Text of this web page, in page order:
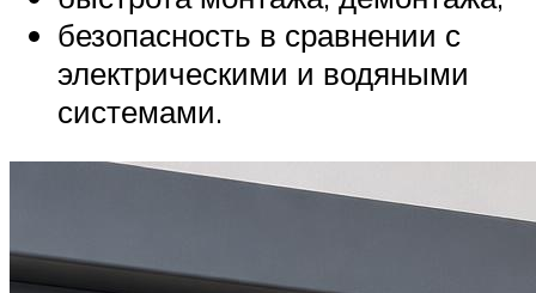
безопасность в сравнении с
электрическими и водяными
системами.